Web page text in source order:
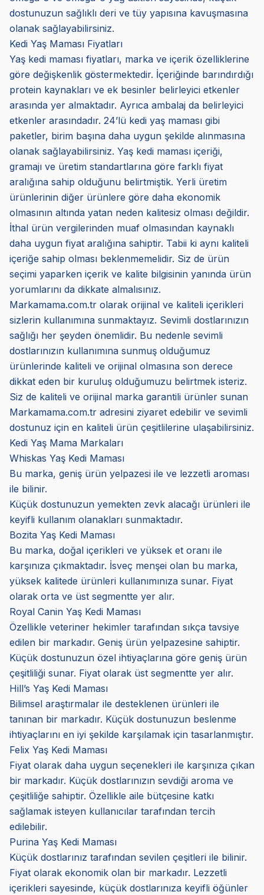
dostunuzun sağlıklı deri ve tüy yapısına kavuşmasına
olanak sağlayabilirsiniz.
Kedi Yaş Maması Fiyatları
Yaş kedi maması fiyatları, marka ve içerik özelliklerine
göre değişkenlik göstermektedir. İçeriğinde barındırdığı
protein kaynakları ve ek besinler belirleyici etkenler
arasında yer almaktadır. Ayrıca ambalaj da belirleyici
etkenler arasındadır. 24’lü kedi yaş maması gibi
paketler, birim başına daha uygun şekilde alınmasına
olanak sağlayabilirsiniz. Yaş kedi maması içeriği,
gramajı ve üretim standartlarına göre farklı fiyat
aralığına sahip olduğunu belirtmiştik. Yerli üretim
ürünlerinin diğer ürünlere göre daha ekonomik
olmasının altında yatan neden kalitesiz olması değildir.
İthal ürün vergilerinden muaf olmasından kaynaklı
daha uygun fiyat aralığına sahiptir. Tabii ki aynı kaliteli
içeriğe sahip olması beklenmemelidir. Siz de ürün
seçimi yaparken içerik ve kalite bilgisinin yanında ürün
yorumlarını da dikkate almalısınız.
Markamama.com.tr olarak orijinal ve kaliteli içerikleri
sizlerin kullanımına sunmaktayız. Sevimli dostlarınızın
sağlığı her şeyden önemlidir. Bu nedenle sevimli
dostlarınızın kullanımına sunmuş olduğumuz
ürünlerinde kaliteli ve orijinal olmasına son derece
dikkat eden bir kuruluş olduğumuzu belirtmek isteriz.
Siz de kaliteli ve orijinal marka garantili ürünler sunan
Markamama.com.tr adresini ziyaret edebilir ve sevimli
dostunuz için en kaliteli ürün çeşitlilerine ulaşabilirsiniz.
Kedi Yaş Mama Markaları
Whiskas Yaş Kedi Maması
Bu marka, geniş ürün yelpazesi ile ve lezzetli aroması
ile bilinir.
Küçük dostunuzun yemekten zevk alacağı ürünleri ile
keyifli kullanım olanakları sunmaktadır.
Bozita Yaş Kedi Maması
Bu marka, doğal içerikleri ve yüksek et oranı ile
karşınıza çıkmaktadır. İsveç menşei olan bu marka,
yüksek kalitede ürünleri kullanımınıza sunar. Fiyat
olarak orta ve üst segmentte yer alır.
Royal Canin Yaş Kedi Maması
Özellikle veteriner hekimler tarafından sıkça tavsiye
edilen bir markadır. Geniş ürün yelpazesine sahiptir.
Küçük dostunuzun özel ihtiyaçlarına göre geniş ürün
çeşitliliği sunar. Fiyat olarak üst segmentte yer alır.
Hill’s Yaş Kedi Maması
Bilimsel araştırmalar ile desteklenen ürünleri ile
tanınan bir markadır. Küçük dostunuzun beslenme
ihtiyaçlarını en iyi şekilde karşılamak için tasarlanmıştır.
Felix Yaş Kedi Maması
Fiyat olarak daha uygun seçenekleri ile karşınıza çıkan
bir markadır. Küçük dostlarınızın sevdiği aroma ve
çeşitliliğe sahiptir. Özellikle aile bütçesine katkı
sağlamak isteyen kullanıcılar tarafından tercih
edilebilir.
Purina Yaş Kedi Maması
Küçük dostlarınız tarafından sevilen çeşitleri ile bilinir.
Fiyat olarak ekonomik olan bir markadır. Lezzetli
içerikleri sayesinde, küçük dostlarınıza keyifli öğünler